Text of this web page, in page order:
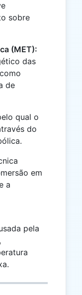
sobre
(MET):
das
de
qual o
do
em
a
pela